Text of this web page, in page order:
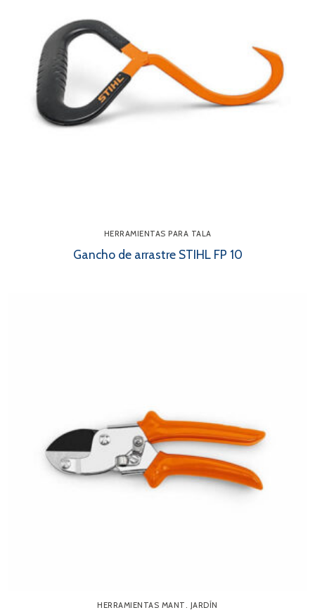
HERRAMIENTAS PARA TALA
Gancho de arrastre STIHL FP 10
HERRAMIENTAS MANT. JARDÍN